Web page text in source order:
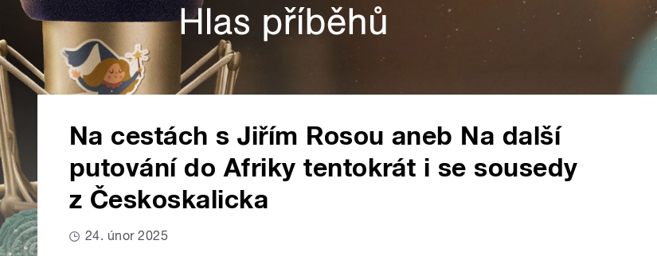
Na cestách s Jiřím Rosou aneb Na další
putování do Afriky tentokrát i se sousedy
z Českoskalicka
24. únor 2025